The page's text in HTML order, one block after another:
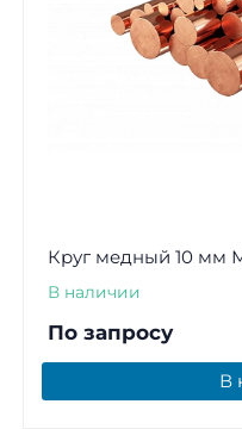
Круг медный 10 мм
В наличии
По запросу
В